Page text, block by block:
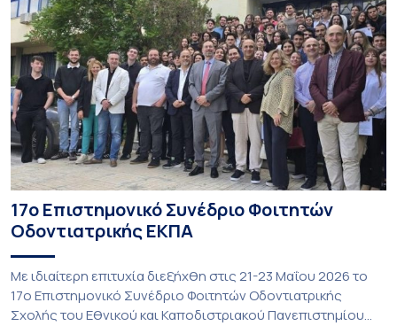
17ο Επιστημονικό Συνέδριο Φοιτητών
Οδοντιατρικής ΕΚΠΑ
Με ιδιαίτερη επιτυχία διεξήχθη στις 21-23 Μαΐου 2026 το
17ο Επιστημονικό Συνέδριο Φοιτητών Οδοντιατρικής
Σχολής του Εθνικού και Καποδιστριακού Πανεπιστημίου